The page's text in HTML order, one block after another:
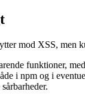
mod XSS, men
funktioner,
i npm og i